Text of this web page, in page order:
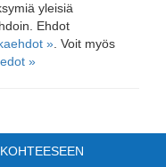
yleisiä
Ehdot
» . Voit myös
»